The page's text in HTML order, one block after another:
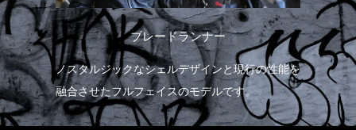
ブレードランナー
ノスタルジックなシェルデザインと現行の性能を
融合させたフルフェイスのモデルです。
イ
ド